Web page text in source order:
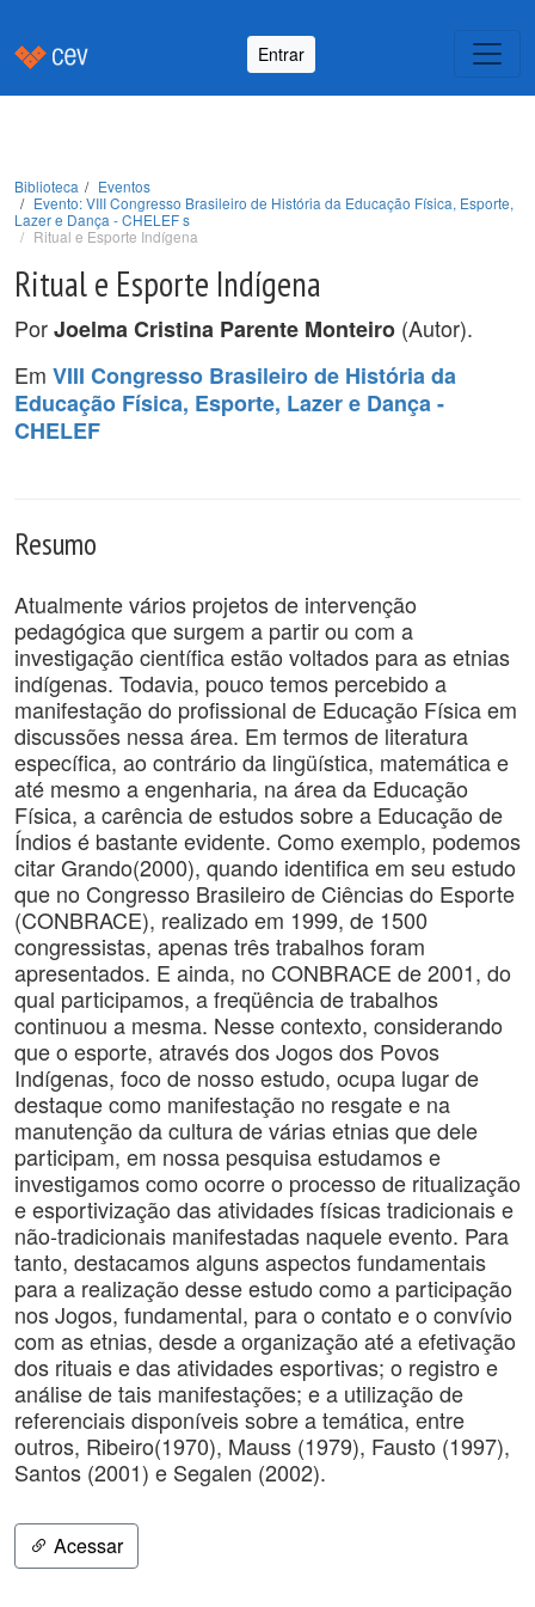
Entrar
Biblioteca
Eventos
Evento: VIII Congresso Brasileiro de História da Educação Física, Esporte,
Lazer e Dança - CHELEF s
Ritual e Esporte Indígena
Ritual e Esporte Indígena
PorJoelma Cristina Parente Monteiro (Autor).
Em VIII Congresso Brasileiro de História da
Educação Física, Esporte, Lazer e Dança -
CHELEF
Resumo
Atualmente vários projetos de intervenção
pedagógica que surgem a partir ou com a
investigação científica estão voltados para as etnias
indígenas. Todavia, pouco temos percebido a
manifestação do profissional de Educação Física em
discussões nessa área. Em termos de literatura
específica, ao contrário da lingüística, matemática e
até mesmo a engenharia, na área da Educação
Física, a carência de estudos sobre a Educação de
Índios é bastante evidente. Como exemplo, podemos
citar Grando(2000), quando identifica em seu estudo
que no Congresso Brasileiro de Ciências do Esporte
(CONBRACE), realizado em 1999, de 1500
congressistas, apenas três trabalhos foram
apresentados. E ainda, no CONBRACE de 2001, do
qual participamos, a freqüência de trabalhos
continuou a mesma. Nesse contexto, considerando
que o esporte, através dos Jogos dos Povos
Indígenas, foco de nosso estudo, ocupa lugar de
destaque como manifestação no resgate e na
manutenção da cultura de várias etnias que dele
participam, em nossa pesquisa estudamos e
investigamos como ocorre o processo de ritualização
e esportivização das atividades físicas tradicionais e
não-tradicionais manifestadas naquele evento. Para
tanto, destacamos alguns aspectos fundamentais
para a realização desse estudo como a participação
nos Jogos, fundamental, para o contato e o convívio
com as etnias, desde a organização até a efetivação
dos rituais e das atividades esportivas; o registro e
análise de tais manifestações; e a utilização de
referenciais disponíveis sobre a temática, entre
outros, Ribeiro(1970), Mauss (1979), Fausto (1997),
Santos (2001) e Segalen (2002).
Acessar